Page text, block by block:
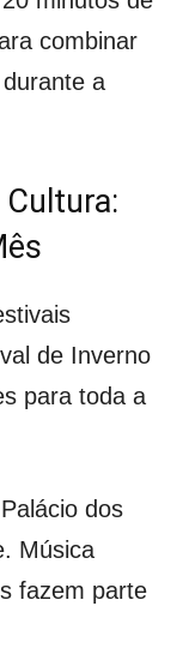
combinar
a
de Inverno
para toda a
dos
Música
fazem parte